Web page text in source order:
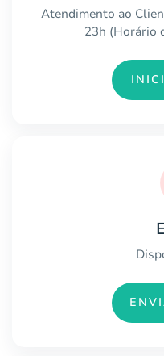
Atendimento ao
23h (Horário